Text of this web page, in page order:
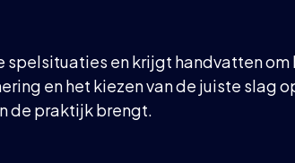
en krijgt handvatten om
en het kiezen van de juiste slag
de praktijk brengt.